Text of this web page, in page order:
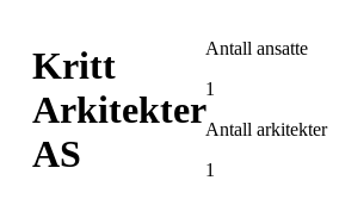
Kritt
Arkitekter
AS
Antall ansatte
1
Antall arkitekter
1